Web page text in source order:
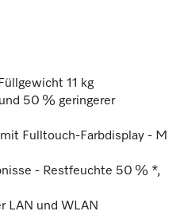
11 kg
50 % geringerer
Fulltouch-Farbdisplay - M
- Restfeuchte 50 % *,
LAN und WLAN